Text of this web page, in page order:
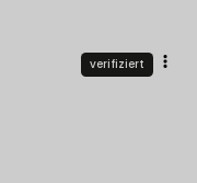
verifiziert